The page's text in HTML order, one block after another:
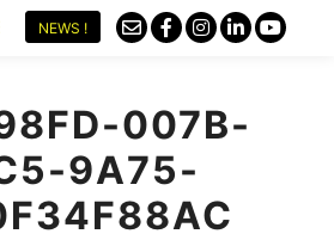
NEWS !
007B-
9A75-